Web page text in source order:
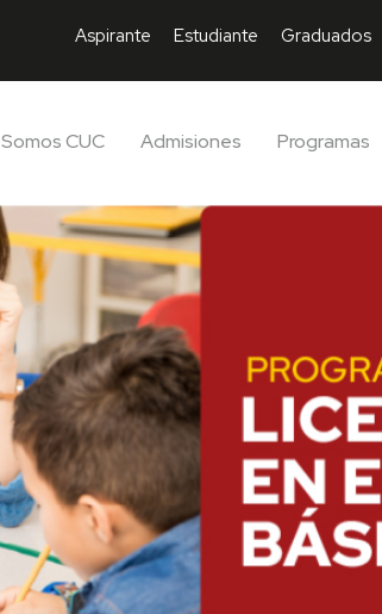
Aspirante Estudiante Graduados
Somos CUC Admisiones Programas